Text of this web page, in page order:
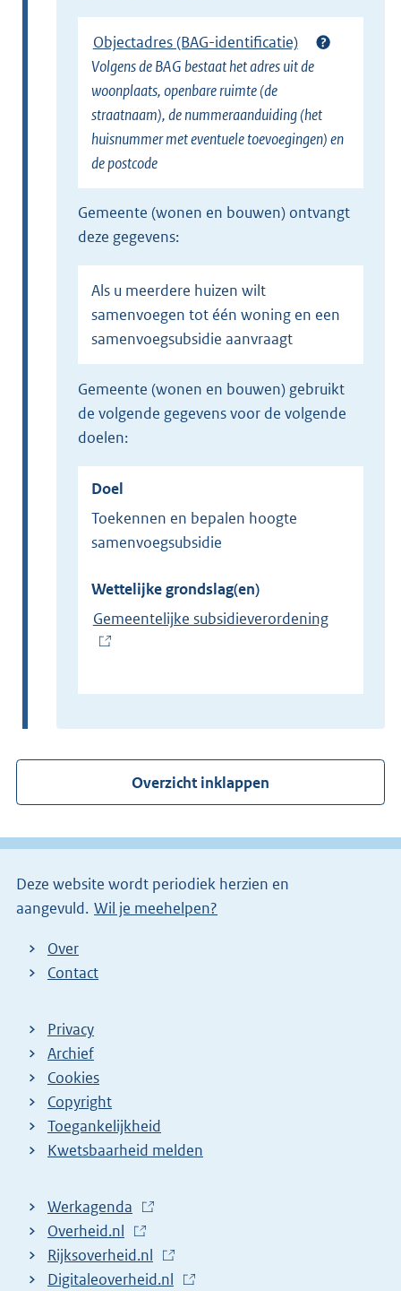
Objectadres (BAG-identificatie)
Volgens de BAG bestaat het adres uit de
woonplaats, openbare ruimte (de
straatnaam), de nummeraanduiding (het
huisnummer met eventuele toevoegingen) en
de postcode
gemeente (wonen en bouwen) ontvangt
deze gegevens:
Als u meerdere huizen wilt
samenvoegen tot één woning en een
samenvoegsubsidie aanvraagt
gemeente (wonen en bouwen) gebruikt
de volgende gegevens voor de volgende
doelen:
Doel
Toekennen en bepalen hoogte
samenvoegsubsidie
Wettelijke grondslag(en)
Gemeentelijke subsidieverordening
x
r
l
n
k
Overzicht inklappen
Deze website wordt periodiek herzien en
aangevuld. Wil je meehelpen?
Over
Contact
Privacy
Archief
Cookies
Copyright
Toegankelijkheid
Kwetsbaarheid melden
Werkagenda
E
x
t
Overheid.nl
E
x
Rijksoverheid.nl
E
Digitaleoverheid.nl